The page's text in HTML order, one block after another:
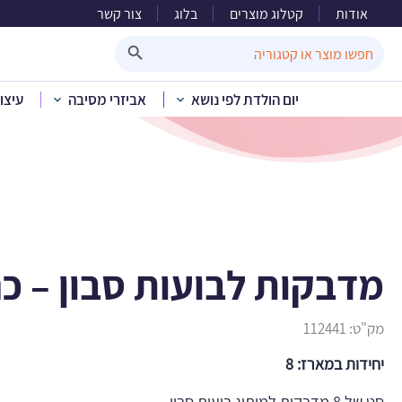
אודות קטלוג מוצרים בלוג צור קשר
for:
יום הולדת לפי נושא אביזרי מסיבה
בית »קטלוג מוצרים
מדבקות לבועות סבון –
מק"ט: 112441
יחידות במארז: 8